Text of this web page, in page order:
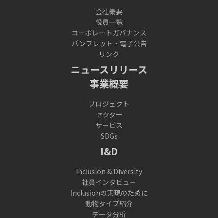
会社概要
役員一覧
コーポレートガバナンス
パンフレット・電子公告
リンク
ニュースリリース
事業概要
プロジェクト
セクター
サービス
SDGs
I&D
Inclusion & Diversity
社員インタビュー
Inclusionの実現のために
動物タイプ紹介
データ分析